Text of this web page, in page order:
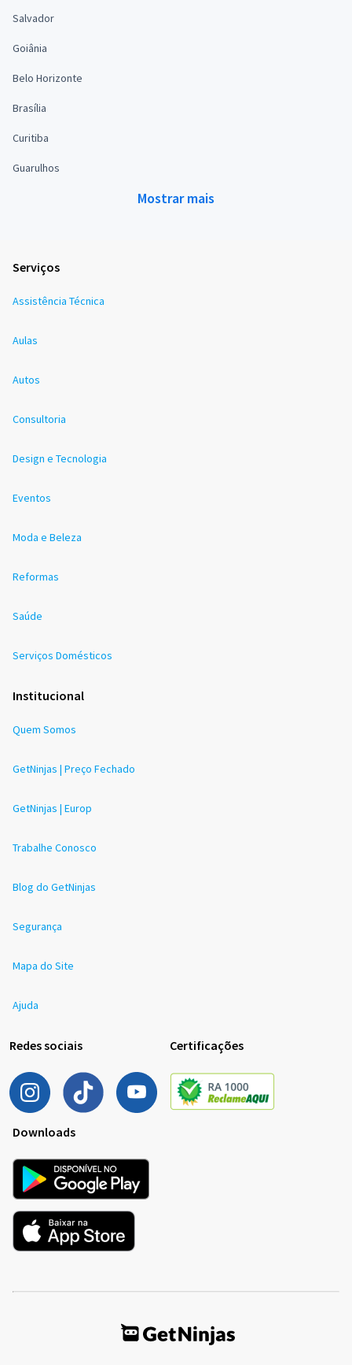
Salvador
Goiânia
Belo Horizonte
Brasília
Curitiba
Guarulhos
Mostrar mais
Serviços
Assistência Técnica
Aulas
Autos
Consultoria
Design e Tecnologia
Eventos
Moda e Beleza
Reformas
Saúde
Serviços Domésticos
Institucional
Quem Somos
GetNinjas | Preço Fechado
GetNinjas | Europ
Trabalhe Conosco
Blog do GetNinjas
Segurança
Mapa do Site
Ajuda
Redes sociais Certificações
Downloads